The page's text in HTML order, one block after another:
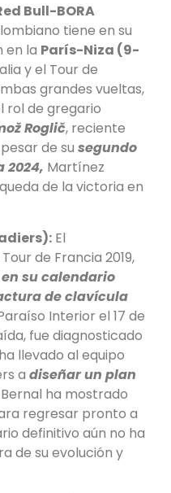
Bull-BORA
tiene en su
en la París-Niza (9-
y el Tour de
grandes vueltas,
rol de gregario
Roglič, reciente
de su segundo
2024, Martínez
de la victoria en
El
de Francia 2019,
su calendario
de clavícula
Interior el 17 de
fue diagnosticado
llevado al equipo
a diseñar un plan
Bernal ha mostrado
regresar pronto a
definitivo aún no ha
de su evolución y